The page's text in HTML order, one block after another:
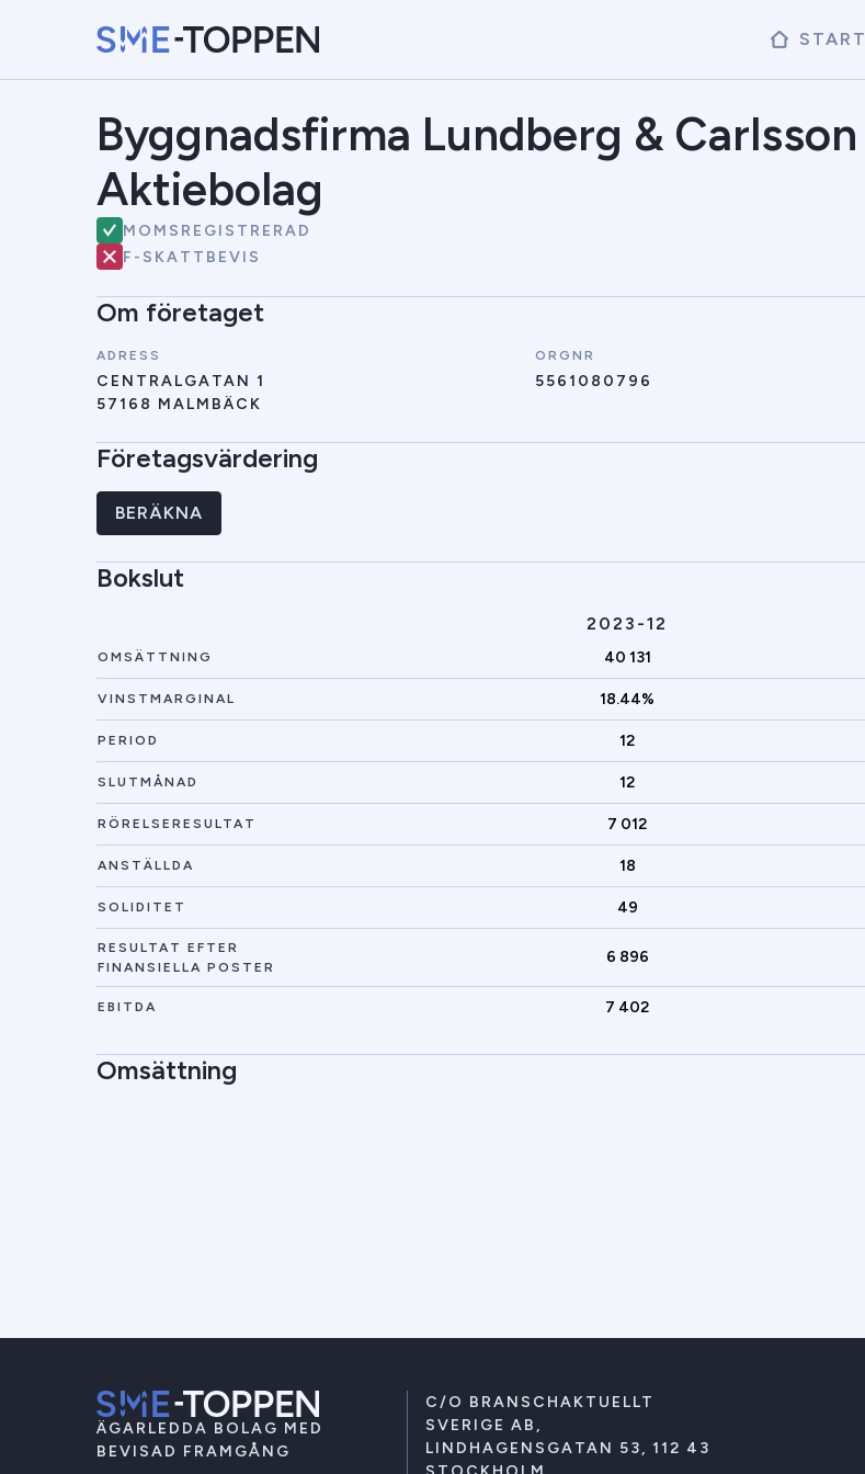
START
Byggnadsfirma Lundberg & Carlsson
Aktiebolag
MOMSREGISTRERAD
F-SKATTBEVIS
Om företaget
ADRESS
CENTRALGATAN 1
57168 MALMBÄCK
ORGNR
5561080796
Företagsvärdering
BERÄKNA
Bokslut
2023-12
OMSÄTTNING 40 131
VINSTMARGINAL 18.44%
PERIOD 12
SLUTMÅNAD 12
RÖRELSERESULTAT 7 012
ANSTÄLLDA 18
SOLIDITET 49
RESULTAT EFTER
FINANSIELLA POSTER
6 896
EBITDA 7 402
Omsättning
ÄGARLEDDA BOLAG MED
BEVISAD FRAMGÅNG
C/O BRANSCHAKTUELLT
SVERIGE AB,
LINDHAGENSGATAN 53, 112 43